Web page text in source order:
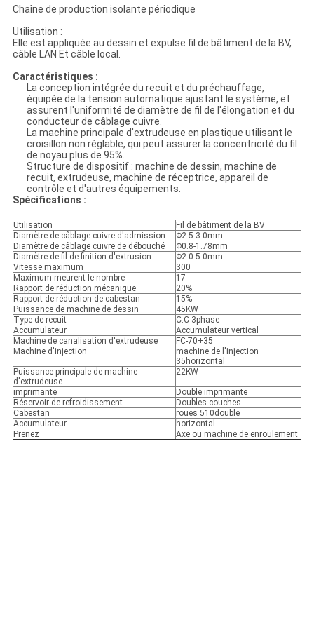
Chaîne de production isolante périodique
Utilisation :
Elle est appliquée au dessin et expulse fil de bâtiment de la BV,
câble LAN Et câble local.
Caractéristiques :
La conception intégrée du recuit et du préchauffage,
équipée de la tension automatique ajustant le système, et
assurent l'uniformité de diamètre de fil de l'élongation et du
conducteur de câblage cuivre.
La machine principale d'extrudeuse en plastique utilisant le
croisillon non réglable, qui peut assurer la concentricité du fil
de noyau plus de 95%.
Structure de dispositif : machine de dessin, machine de
recuit, extrudeuse, machine de réceptrice, appareil de
contrôle et d'autres équipements.
Spécifications :
Utilisation
Fil de bâtiment de la BV
Diamètre de câblage cuivre d'admission
Φ2.5-3.0mm
Diamètre de câblage cuivre de débouché
Φ0.8-1.78mm
Diamètre de fil de finition d'extrusion
Φ2.0-5.0mm
Vitesse maximum
300
Maximum meurent le nombre
17
Rapport de réduction mécanique
20%
Rapport de réduction de cabestan
15%
Puissance de machine de dessin
45KW
Type de recuit
C.C 3phase
Accumulateur
Accumulateur vertical
Machine de canalisation d'extrudeuse
FC-70+35
Machine d'injection
machine de l'injection
35horizontal
Puissance principale de machine
d'extrudeuse
22KW
imprimante
Double imprimante
Réservoir de refroidissement
Doubles couches
Cabestan
roues 510double
Accumulateur
horizontal
Prenez
Axe ou machine de enroulement